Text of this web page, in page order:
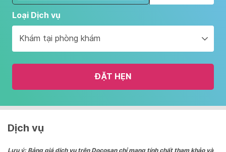
Navigate
forward
interact
with
the
and
date.
the
Loại Dịch vụ
Khám tại phòng khám
ĐẶT HẸN
Dịch vụ
Lưu ý: Bảng giá dịch vụ trên Docosan chỉ mang tính chất tham khảo và